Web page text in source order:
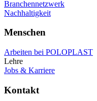
Branchennetzwerk
Nachhaltigkeit
Menschen
Arbeiten bei POLOPLAST
Lehre
Jobs & Karriere
Kontakt